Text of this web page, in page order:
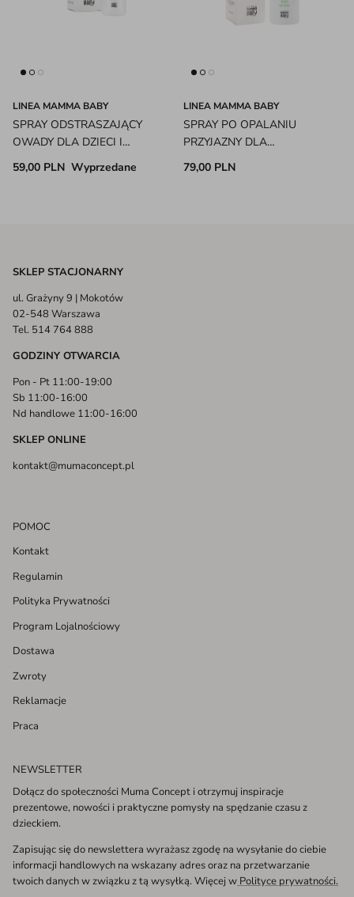
LINEA MAMMA BABY
SPRAY ODSTRASZAJĄCY
OWADY DLA DZIECI I
DOROSŁYCH LINEA MAMMA
BABY
59,00 PLN Wyprzedane
LINEA MAMMA BABY
SPRAY PO OPALANIU
PRZYJAZNY DLA
ŚRODOWISKA LINEA
MAMMA BABY
79,00 PLN
SKLEP STACJONARNY
ul. Grażyny 9 | Mokotów
02-548 Warszawa
Tel. 514 764 888
GODZINY OTWARCIA
Pon - Pt 11:00-19:00
Sb 11:00-16:00
Nd handlowe 11:00-16:00
SKLEP ONLINE
kontakt@mumaconcept.pl
POMOC
Kontakt
Regulamin
Polityka Prywatności
Program Lojalnościowy
Dostawa
Zwroty
Reklamacje
Praca
NEWSLETTER
Dołącz do społeczności Muma Concept i otrzymuj inspiracje
prezentowe, nowości i praktyczne pomysły na spędzanie czasu z
dzieckiem.
Zapisując się do newslettera wyrażasz zgodę na wysyłanie do ciebie
informacji handlowych na wskazany adres oraz na przetwarzanie
twoich danych w związku z tą wysyłką. Więcej w Polityce prywatności.